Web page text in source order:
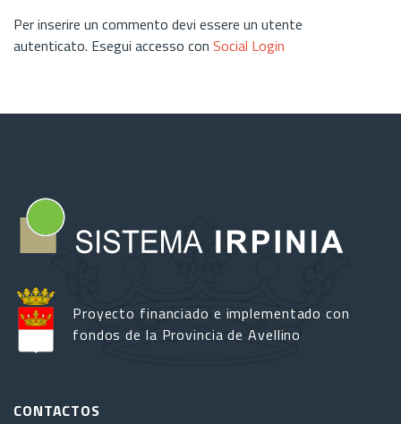
Per inserire un commento devi essere un utente
autenticato. Esegui accesso con Social Login
Proyecto financiado e implementado con
fondos de la Provincia de Avellino
CONTACTOS